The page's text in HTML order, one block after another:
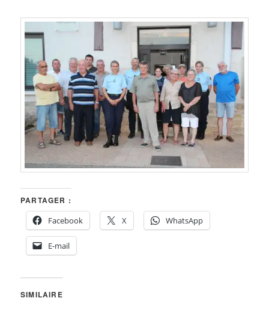
PARTAGER :
Facebook
X WhatsApp
E-mail
SIMILAIRE